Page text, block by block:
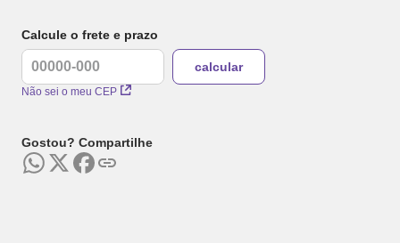
Calcule o frete e prazo
Não sei o meu CEP
Gostou? Compartilhe